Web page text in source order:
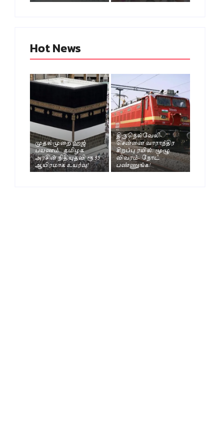
Hot News
முதல்முறை ஹஜ்
பயணம்.. தமிழக
அரசின் நிதியுதவி ரூ.35
ஆயிரமாக உயர்வு!
திருநெல்வேலி-
சென்னை வாராந்திர
சிறப்பு ரயில். முழு
விவரம்- நோட்
பண்ணுங்க!